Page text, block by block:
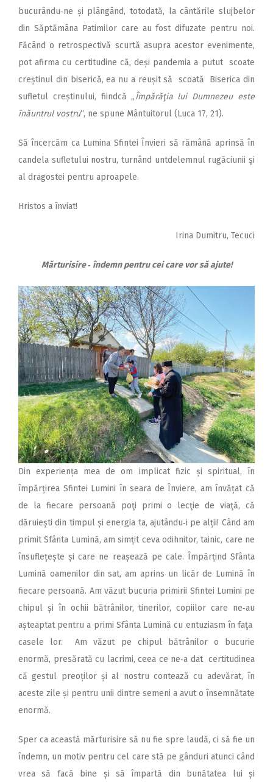
bucurându‑ne și plângând, totodată, la cântările slujbelor
din Săptămâna Patimilor care au fost difuzate pentru noi.
Făcând o retrospectivă scurtă asupra acestor evenimente,
pot afirma cu certitudine că, deși pandemia a putut scoate
creștinul din biserică, ea nu a reușit să scoată Biserica din
sufletul creștinului, fiindcă „Împărăţia lui Dumnezeu este
înăuntrul vostru“, ne spune Mântuitorul (Luca 17, 21).
Să încercăm ca Lumina Sfintei Învieri să rămână aprinsă în
candela sufletului nostru, turnând untdelemnul rugăciunii şi
al dragostei pentru aproapele.
Hristos a înviat!
Irina Dumitru, Tecuci
Mărturisire ‑ îndemn pentru cei care vor să ajute!
Din experiența mea de om implicat fizic și spiritual, în
împărțirea Sfintei Lumini în seara de Înviere, am învățat că
de la fiecare persoană poţi primi o lecţie de viaţă, că
dăruiești din timpul și energia ta, ajutându‑i pe alții! Când am
primit Sfânta Lumină, am simțit ceva odihnitor, tainic, care ne
însuflețește și care ne reașează pe cale. Împărțind Sfânta
Lumină oamenilor din sat, am aprins un licăr de Lumină în
fiecare persoană. Am văzut bucuria primirii Sfintei Lumini pe
chipul și în ochii bătrânilor, tinerilor, copiilor care ne‑au
așteaptat pentru a primi Sfânta Lumină cu entuziasm în faţa
casele lor. Am văzut pe chipul bătrânilor o bucurie
enormă, presărată cu lacrimi, ceea ce ne‑a dat certitudinea
că gestul preoților și al nostru contează cu adevărat, în
aceste zile și pentru unii dintre semeni a avut o însemnătate
enormă.
Sper ca această mărturisire să nu fie spre laudă, ci să fie un
îndemn, un motiv pentru cel care stă pe gânduri atunci când
vrea să facă bine și să împartă din bunătatea lui și